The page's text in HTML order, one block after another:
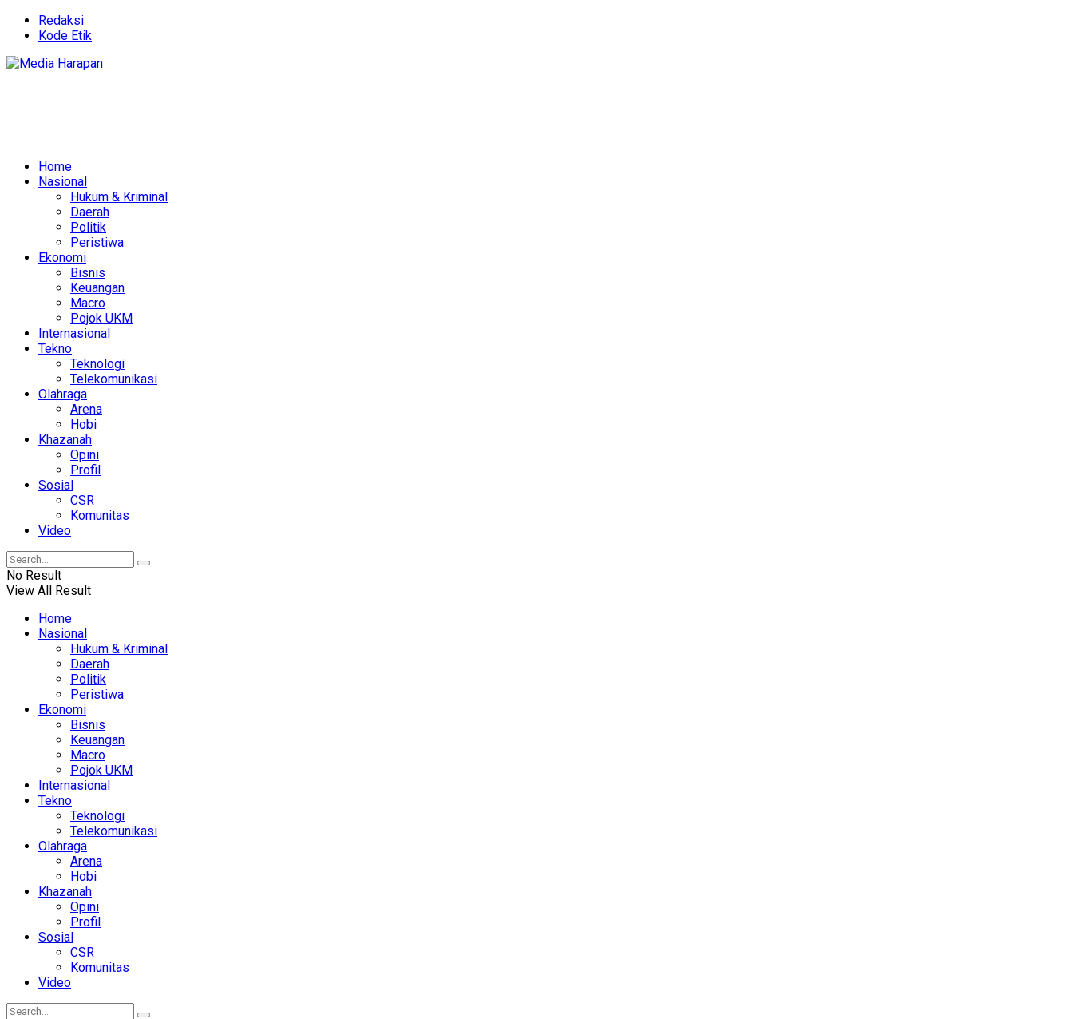
Redaksi
Kode Etik
Home
Nasional
Hukum & Kriminal
Daerah
Politik
Peristiwa
Ekonomi
Bisnis
Keuangan
Macro
Pojok UKM
Internasional
Tekno
Teknologi
Telekomunikasi
Olahraga
Arena
Hobi
Khazanah
Opini
Profil
Sosial
CSR
Komunitas
Video
No Result
View All Result
Home
Nasional
Hukum & Kriminal
Daerah
Politik
Peristiwa
Ekonomi
Bisnis
Keuangan
Macro
Pojok UKM
Internasional
Tekno
Teknologi
Telekomunikasi
Olahraga
Arena
Hobi
Khazanah
Opini
Profil
Sosial
CSR
Komunitas
Video